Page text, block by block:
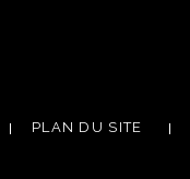
PLAN DU SITE